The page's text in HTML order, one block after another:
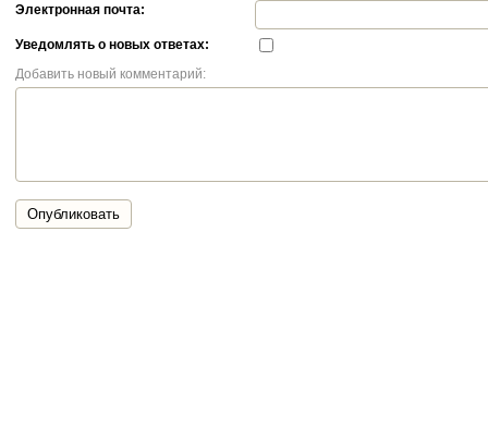
Электронная почта:
Уведомлять о новых ответах:
Добавить новый комментарий:
Опубликовать